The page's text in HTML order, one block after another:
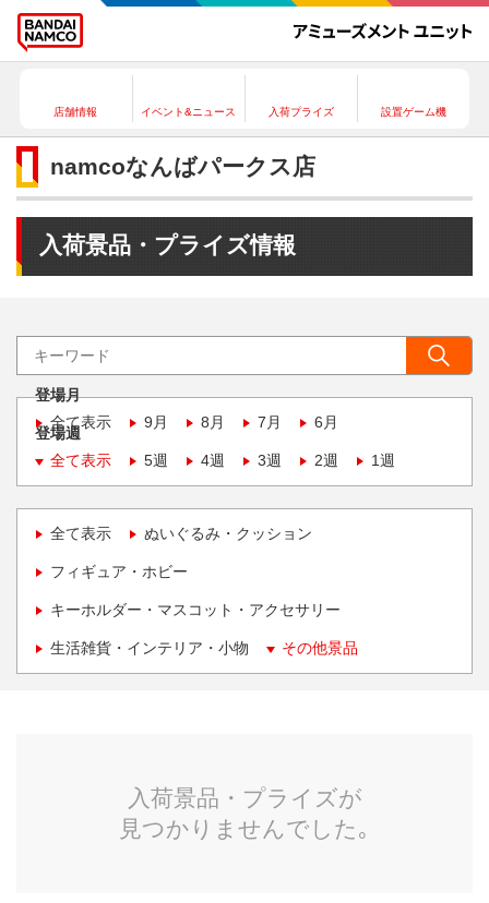
店舗情報 イベント&ニュース 入荷プライズ 設置ゲーム機
namcoなんばパークス店
入荷景品・プライズ情報
登場月
全て表示
9月 8月 7月 6月
登場週
全て表示
5週 4週 3週 2週 1週
全て表示 ぬいぐるみ・クッション
フィギュア・ホビー
キーホルダー・マスコット・アクセサリー
生活雑貨・インテリア・小物 その他景品